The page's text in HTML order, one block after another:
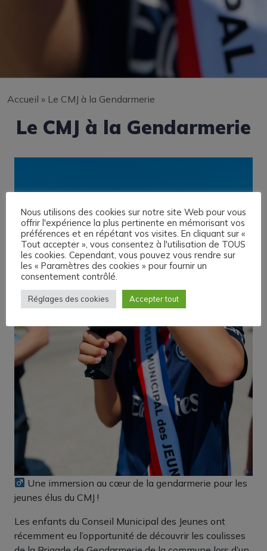
Accueil » Le CMJ à la Gendarmerie
Le CMJ à la Gendarmerie
Une immersion au cœur de la gendarmerie pour les
jeunes élus du CMJ !
Les enfants du Conseil Municipal des Jeunes ont
récemment eu l’opportunité de découvrir les coulisses
Nous utilisons des cookies sur notre site Web pour vous
offrir l'expérience la plus pertinente en mémorisant vos
préférences et en répétant vos visites. En cliquant sur «
Tout accepter », vous consentez à l'utilisation de TOUS
les cookies. Cependant, vous pouvez vous rendre sur
les « Paramètres des cookies » pour fournir un
consentement contrôlé.
Réglages des cookies Accepter tout